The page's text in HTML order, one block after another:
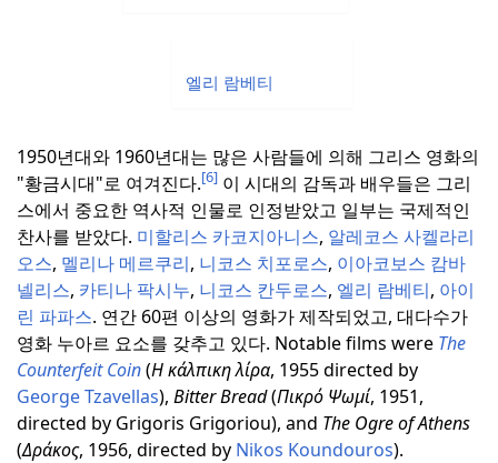
엘리 람베티
1950년대와 1960년대는 많은 사람들에 의해 그리스 영화의
"황금시대"로 여겨진다.[6] 이 시대의 감독과 배우들은 그리
스에서 중요한 역사적 인물로 인정받았고 일부는 국제적인
찬사를 받았다. 미할리스 카코지아니스, 알레코스 사켈라리
오스, 멜리나 메르쿠리, 니코스 치포로스, 이아코보스 캄바
넬리스, 카티나 팍시누, 니코스 칸두로스, 엘리 람베티, 아이
린 파파스. 연간 60편 이상의 영화가 제작되었고, 대다수가
영화 누아르 요소를 갖추고 있다. Notable films were The
Counterfeit Coin(Η κάλπικη λίρα, 1955 directed by
George Tzavellas), Bitter Bread(Πικρό Ψωμί, 1951,
directed by Grigoris Grigoriou), and The Ogre of Athens
(Δράκος, 1956, directed by Nikos Koundouros).